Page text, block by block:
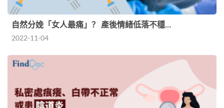
自然分娩「女人最痛」？ 產後情緒低落不穩…
2022-11-04